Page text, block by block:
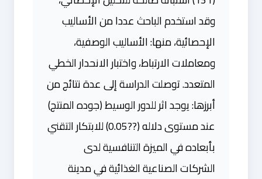
وقد استخدم الباحث عددا من الأساليب
الإحصائية، منها: الأساليب الوصفية،
ومعاملات الارتباط، واختبار الانحدار الخطي
المتعدد. توصلت الدراسة إلى عدة نتائج من
أبرزها: يوجد اثر للدور الوسيط (جوده المنتج)
عند مستوى دلاله (??0.05) للابتكار التقني
بأبعاده في الميزة التنافسية لدى
الشركات الصناعية الغذائية في مدينة